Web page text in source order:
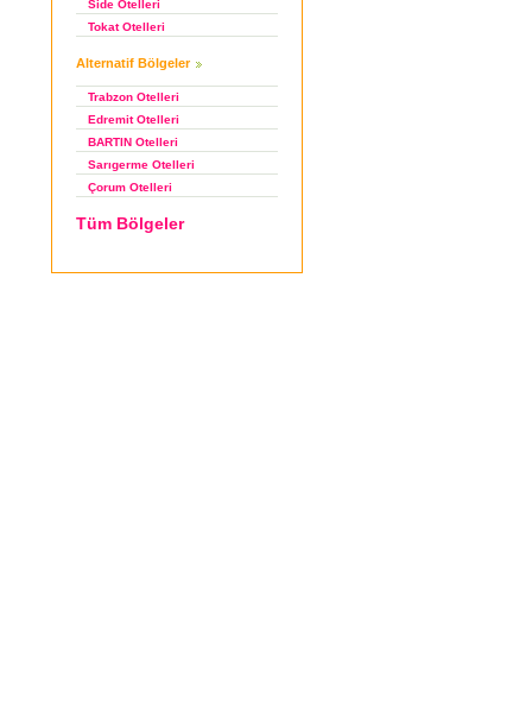
Side Otelleri
Tokat Otelleri
Alternatif Bölgeler
Trabzon Otelleri
Edremit Otelleri
BARTIN Otelleri
Sarıgerme Otelleri
Çorum Otelleri
Tüm Bölgeler